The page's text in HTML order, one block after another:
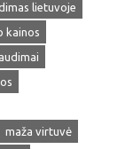
lietuvoje
kainos
maža virtuvė